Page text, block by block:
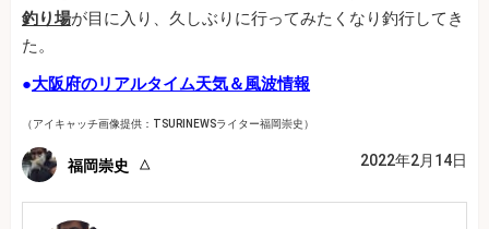
釣り場が目に入り、久しぶりに行ってみたくなり釣行してき
た。
●大阪府のリアルタイム天気＆風波情報
（アイキャッチ画像提供：TSURINEWSライター福岡崇史）
福岡崇史 2022年2月14日